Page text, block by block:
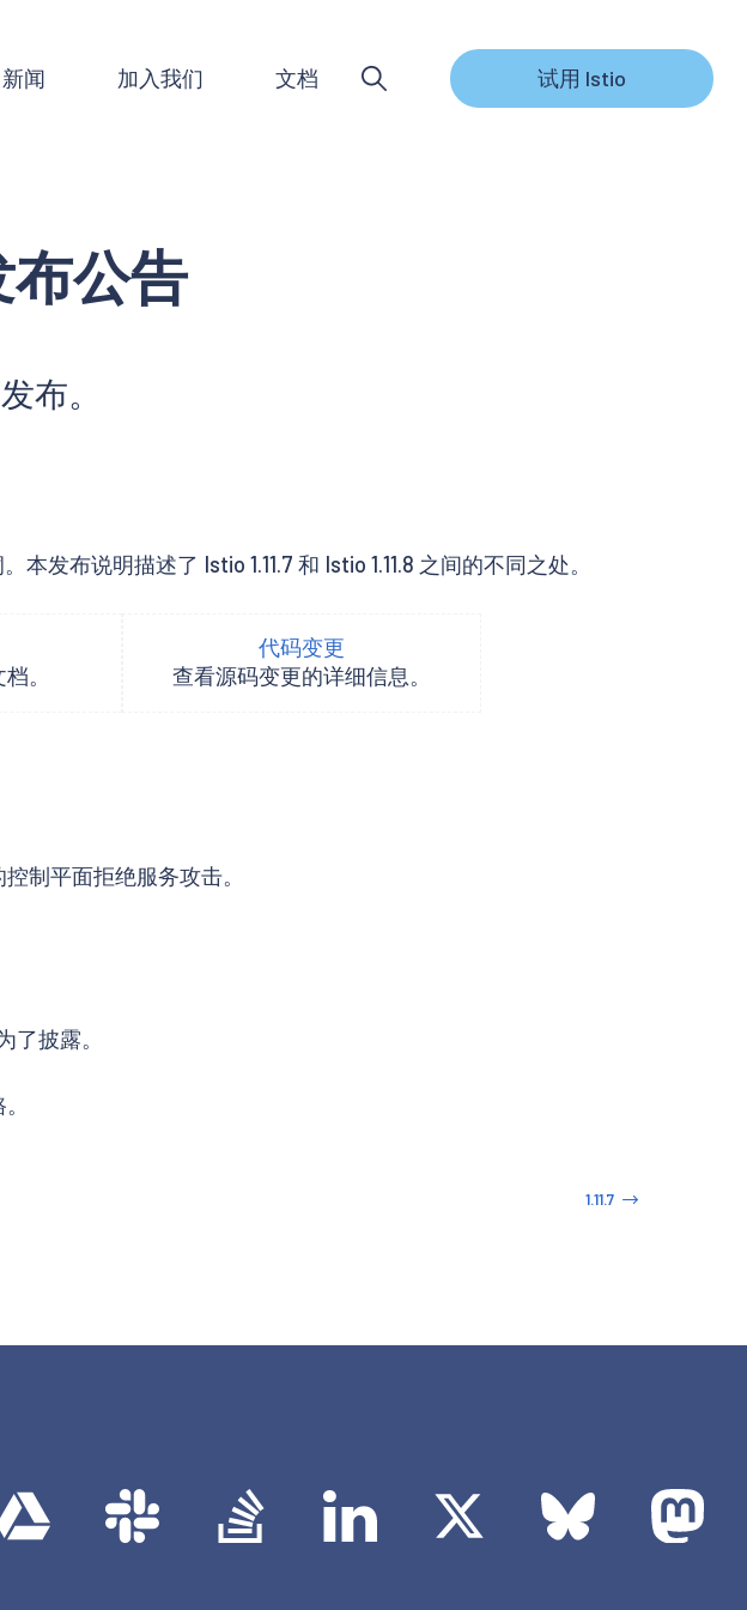
新闻 加入我们 文档 试用 Istio
布公告
布。
本发布说明描述了 Istio 1.11.7 和 Istio 1.11.8 之间的不同之处。
。
代码变更
查看源码变更的详细信息。
制平面拒绝服务攻击。
了披露。
1.11.7